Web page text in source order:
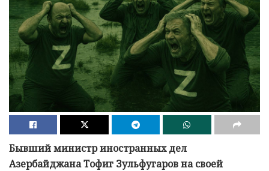
Бывший министр иностранных дел
Азербайджана Тофиг Зульфугаров на своей